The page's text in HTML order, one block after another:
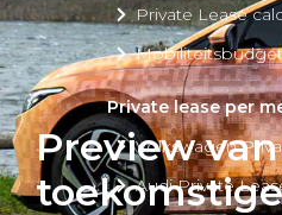
Private Lease
Mobiliteitsbudget
Private lease per
Volkswagen
Audi Private
Preview
toekomstige